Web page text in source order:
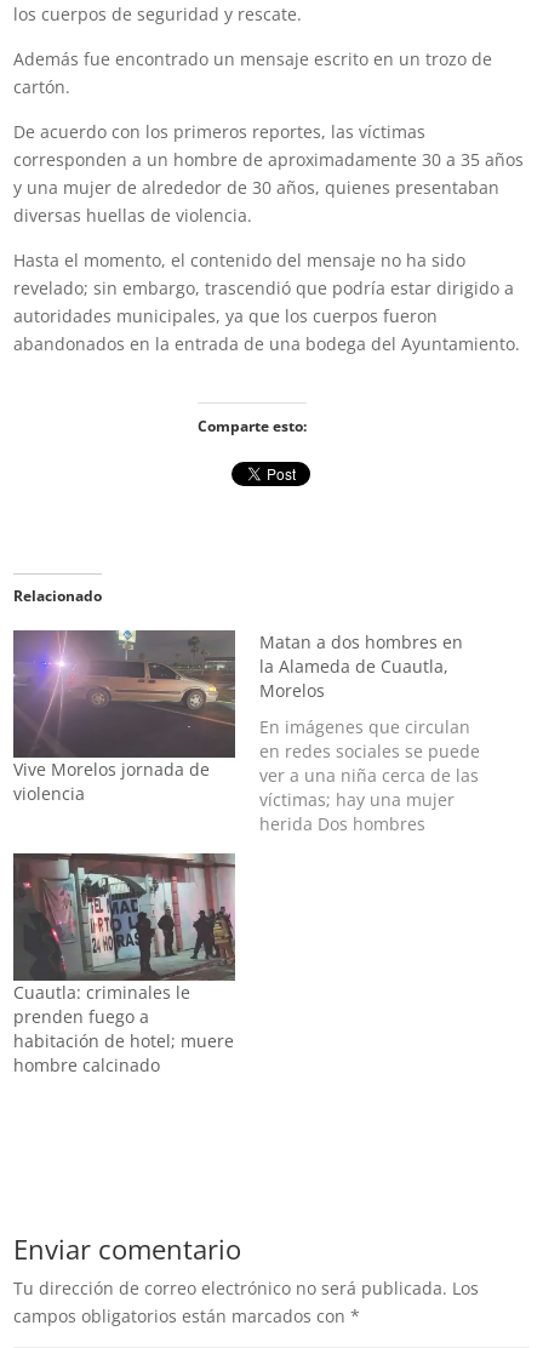
los cuerpos de seguridad y rescate.
Además fue encontrado un mensaje escrito en un trozo de
cartón.
De acuerdo con los primeros reportes, las víctimas
corresponden a un hombre de aproximadamente 30 a 35 años
y una mujer de alrededor de 30 años, quienes presentaban
diversas huellas de violencia.
Hasta el momento, el contenido del mensaje no ha sido
revelado; sin embargo, trascendió que podría estar dirigido a
autoridades municipales, ya que los cuerpos fueron
abandonados en la entrada de una bodega del Ayuntamiento.
Comparte esto:
Relacionado
Vive Morelos jornada de
violencia
Matan a dos hombres en
la Alameda de Cuautla,
Morelos
En imágenes que circulan
en redes sociales se puede
ver a una niña cerca de las
víctimas; hay una mujer
herida Dos hombres
Cuautla: criminales le
prenden fuego a
habitación de hotel; muere
hombre calcinado
Enviar comentario
Tu dirección de correo electrónico no será publicada. Los
campos obligatorios están marcados con*